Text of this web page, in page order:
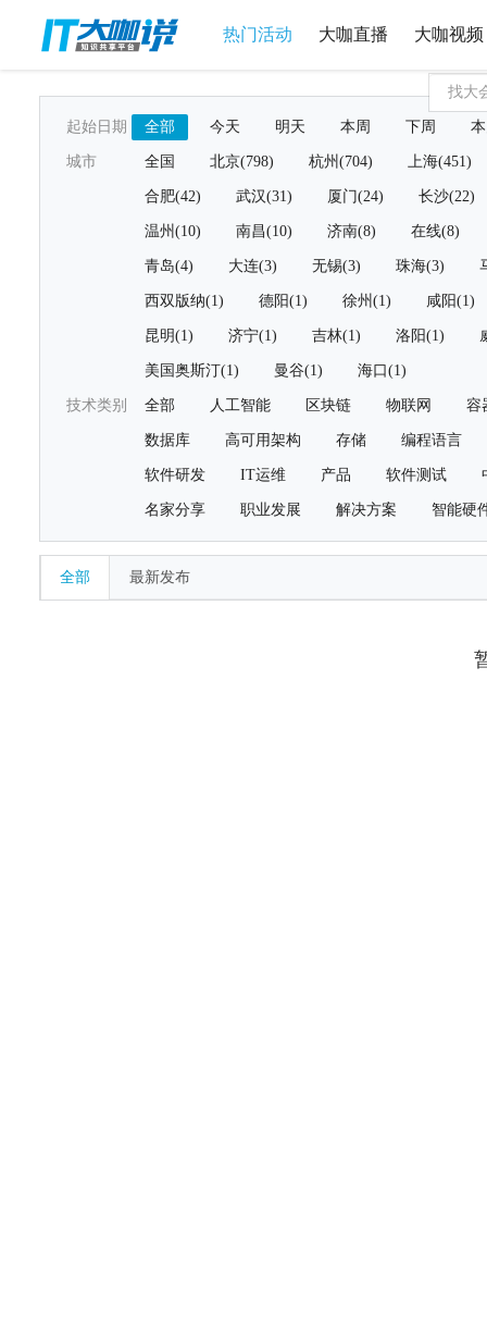
热门活动 大咖直播 大咖视频
起始日期 全部 今天 明天 本周 下周
城市 全国 北京(798) 杭州(704) 上海(451)
合肥(42) 武汉(31) 厦门(24) 长沙(22)
温州(10) 南昌(10) 济南(8) 在线(8)
青岛(4) 大连(3) 无锡(3) 珠海(3)
西双版纳(1) 德阳(1) 徐州(1) 咸阳(1)
昆明(1) 济宁(1) 吉林(1) 洛阳(1)
美国奥斯汀(1) 曼谷(1) 海口(1)
技术类别 全部 人工智能 区块链 物联网 容
数据库 高可用架构 存储 编程语言
软件研发 IT运维 产品 软件测试
名家分享 职业发展 解决方案 智能硬
全部 最新发布